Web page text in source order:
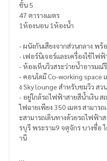
ชั้น 5
47 ตารางเมตร
1ห้องนอน 1ห้องน้ำ
- ผนังกันเสียงจากส่วนกลาง พ
- เฟอร์นิเจอร์และเครื่องใช้ไฟ
- ห้องเห็นวิวสระว่ายน้ำอารมณ์
- คอนโดมี Co-working space
ง Sky lounge สำหรับชมวิว
- อยู่ใกล้รถไฟฟ้าสายสีน้ำเงิน
ไฟฉายเพียง 350 เมตร สามาร
ะสามารถเดินทางด้วยรถไฟฟ้า
รบุรี พระราม9 จตุจักร บางซื่อ
านี